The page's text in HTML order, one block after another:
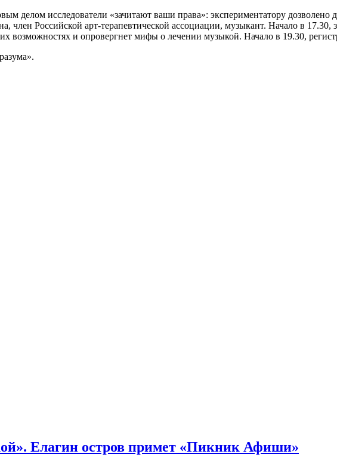
делом исследователи «зачитают ваши права»: экспериментатору дозволено
член Российской арт-терапевтической ассоциации, музыкант. Начало в 17.30,
возможностях и опровергнет мифы о лечении музыкой. Начало в 19.30,
Елагин остров примет «Пикник Афиши»